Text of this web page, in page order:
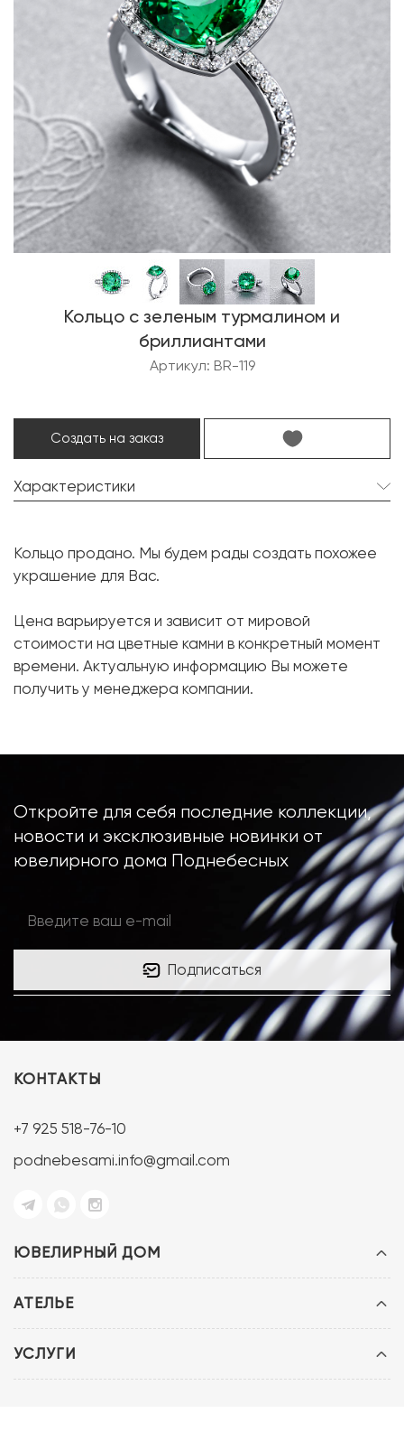
Кольцо с зеленым турмалином и
бриллиантами
Артикул: BR-119
Создать на заказ
Характеристики
Форма огранки:
Овал
Форма огранки:
Металл:
Белое золото, 750 проба
Размер:
Кольцо продано. Мы будем рады создать похожее
украшение для Вас.
Цена варьируется и зависит от мировой
стоимости на цветные камни в конкретный момент
времени. Актуальную информацию Вы можете
получить у менеджера компании.
Откройте для себя последние коллекции,
новости и эксклюзивные новинки от
ювелирного дома Поднебесных
Подписаться
ЮВЕЛИРНЫЙ ДОМ
АТЕЛЬЕ
УСЛУГИ
КОНТАКТЫ
+7 925 518-76-10
podnebesami.info@gmail.com